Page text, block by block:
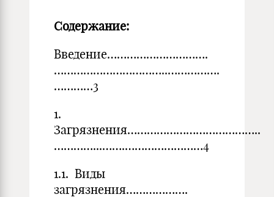
Содержание:
Введение………………………….
……………………………..…………….
…………3
1.
Загрязнения…………………………………..
…………...…….……………………4
1.1. Виды
загрязнения……………….